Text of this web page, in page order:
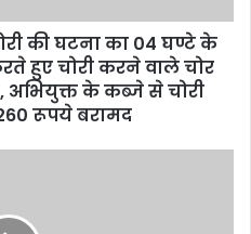
की घटना का 04 घण्टे के
हुए चोरी करने वाले चोर
अभियुक्त के कब्जे से चोरी
रूपये बरामद